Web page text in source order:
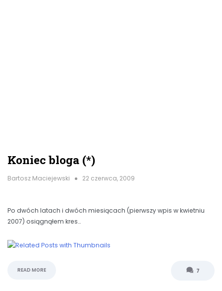
Koniec bloga (*)
Bartosz Maciejewski 22 czerwca, 2009
Po dwóch latach i dwóch miesiącach (pierwszy wpis w kwietniu
2007) osiągnąłem kres…
READ MORE 7